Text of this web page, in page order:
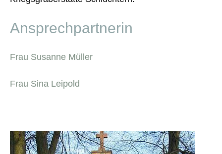
Ansprechpartnerin
Frau Susanne Müller
Frau Sina Leipold